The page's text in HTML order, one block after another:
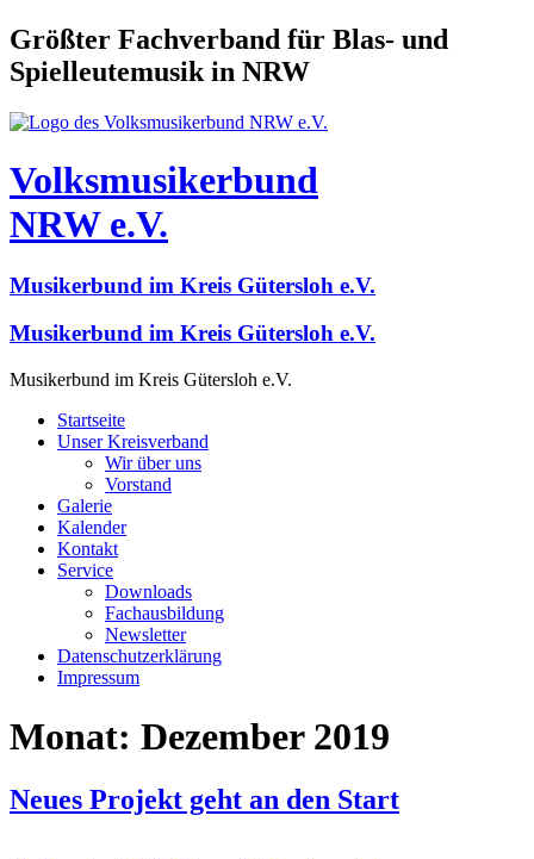
Größter Fachverband für Blas- und
Spielleutemusik in NRW
Volksmusikerbund
NRW e.V.
Musikerbund im Kreis Gütersloh e.V.
Musikerbund im Kreis Gütersloh e.V.
Musikerbund im Kreis Gütersloh e.V.
Startseite
Unser Kreisverband
Wir über uns
Vorstand
Galerie
Kalender
Kontakt
Service
Downloads
Fachausbildung
Newsletter
Datenschutzerklärung
Impressum
Monat: Dezember 2019
Neues Projekt geht an den Start